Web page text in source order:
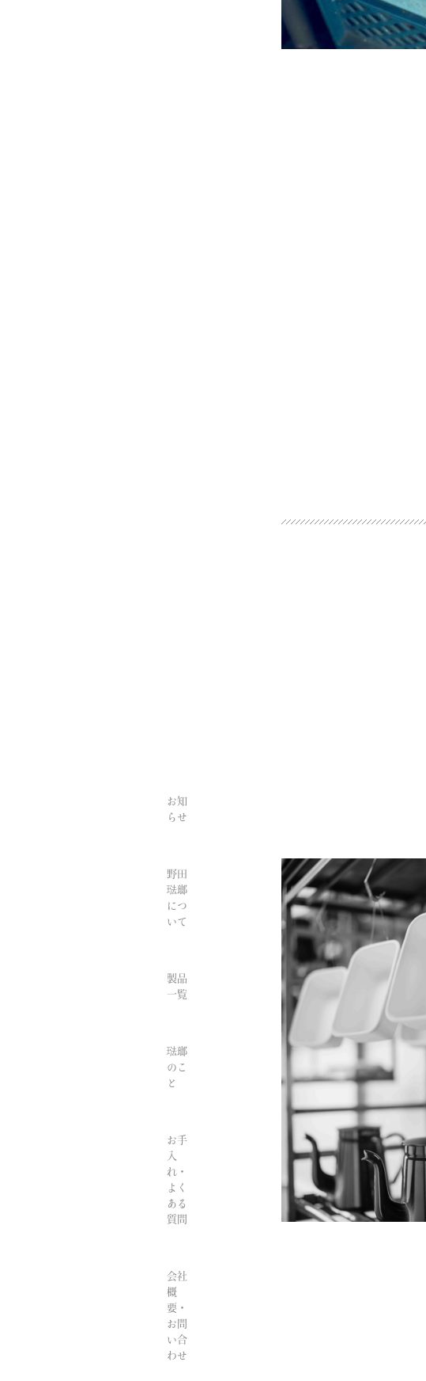
お知
らせ
野田
琺瑯
につ
いて
製品
一覧
琺瑯
のこ
と
お手
入
れ・
よく
ある
質問
会社
概
要・
お問
い合
わせ